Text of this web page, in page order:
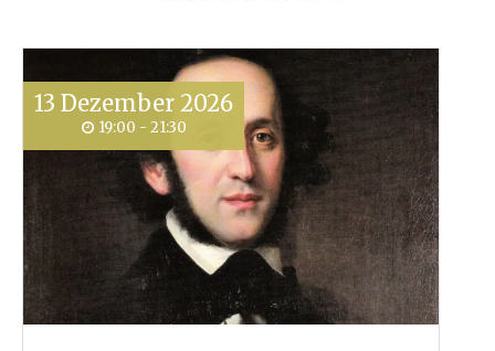
13 Dezember 2026
19:00 - 21:30